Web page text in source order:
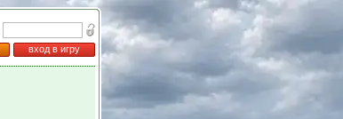
вход в игру